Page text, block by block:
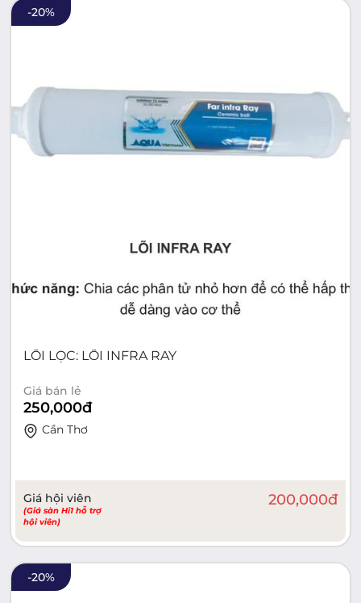
-20%
LÕI LỌC: LÕI INFRA RAY
Giá bán lẻ
250,000đ
Cần Thơ
Giá hội viên
(Giá sàn Hi1 hỗ trợ
hội viên)
200,000đ
-20%